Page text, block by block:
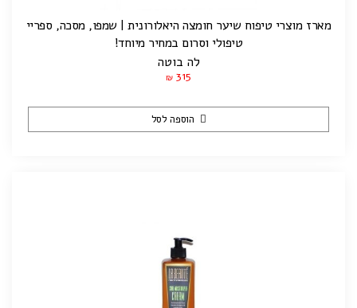
מארז מוצרי טיפוח שיער חומצה היאלורונית | שמפו, מסכה, ספריי
טיפולי וסרום במחיר מיוחד!
לה בוטה
₪ 315
הוספה לסל